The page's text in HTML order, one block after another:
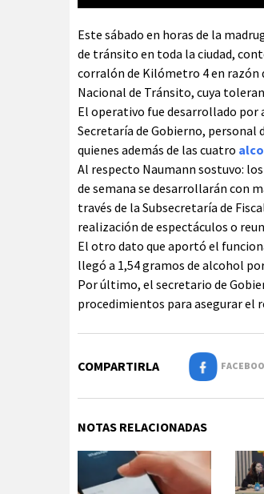
Este sábado en horas de la
de tránsito en toda la ciudad,
corralón de Kilómetro 4 en razón
Nacional de Tránsito, cuya
El operativo fue desarrollado por
Secretaría de Gobierno, personal
quienes además de las cuatro
Al respecto Naumann sostuvo:
de semana se desarrollarán con
través de la Subsecretaría de
realización de espectáculos o
El otro dato que aportó el
llegó a 1,54 gramos de alcohol
Por último, el secretario de
procedimientos para asegurar el
COMPARTIRLA
NOTAS RELACIONADAS